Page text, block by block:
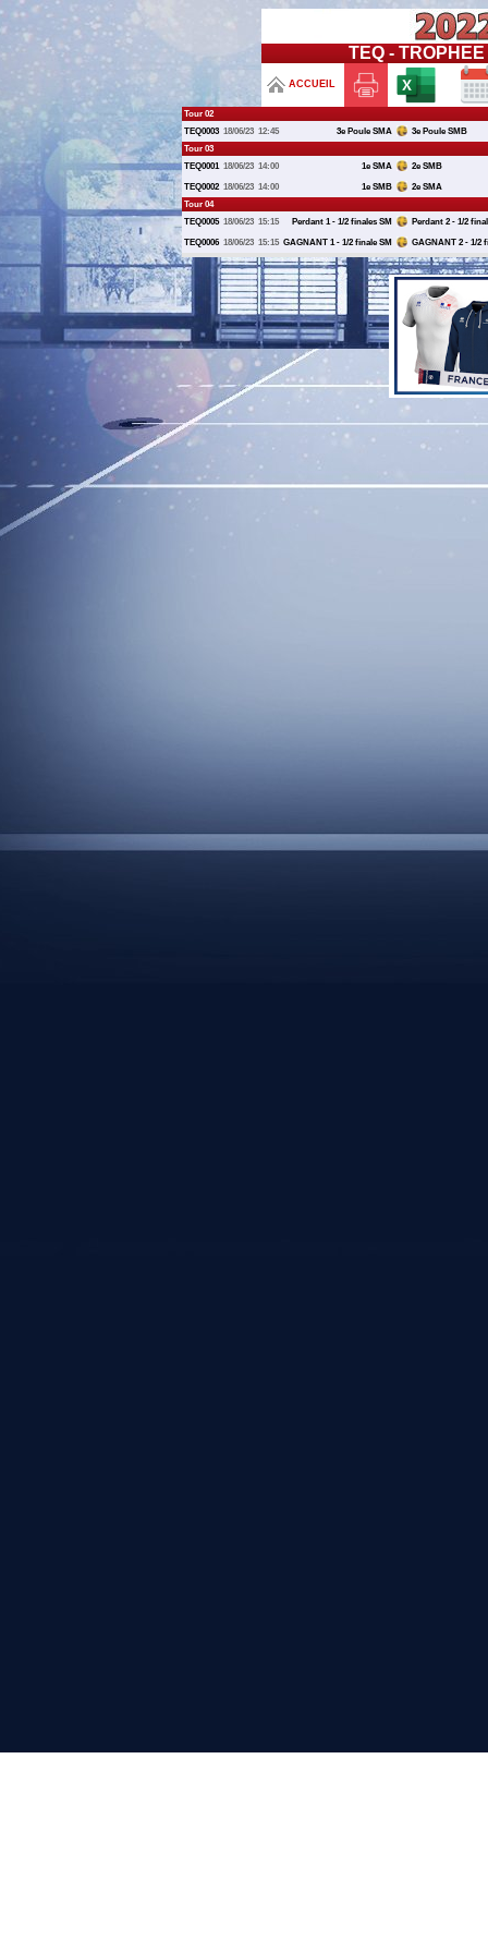
TEQ -
ACCUEIL
Tour 02
TEQ0003 18/06/23 12:45 3e Poule SMA
3e Poule SMB
Tour 03
TEQ0001 18/06/23 14:00 1e SMA 2e SMB
TEQ0002 18/06/23 14:00 1e SMB
2e SMA
Tour 04
TEQ0005 18/06/23 15:15 Perdant 1 - 1/2 finales SM Perdant 2 - 1/2
TEQ0006 18/06/23 15:15 GAGNANT 1 - 1/2 finale SM GAGNANT 2 - 1/2